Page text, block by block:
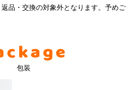
品・交換の対象外となります。予めご
包装